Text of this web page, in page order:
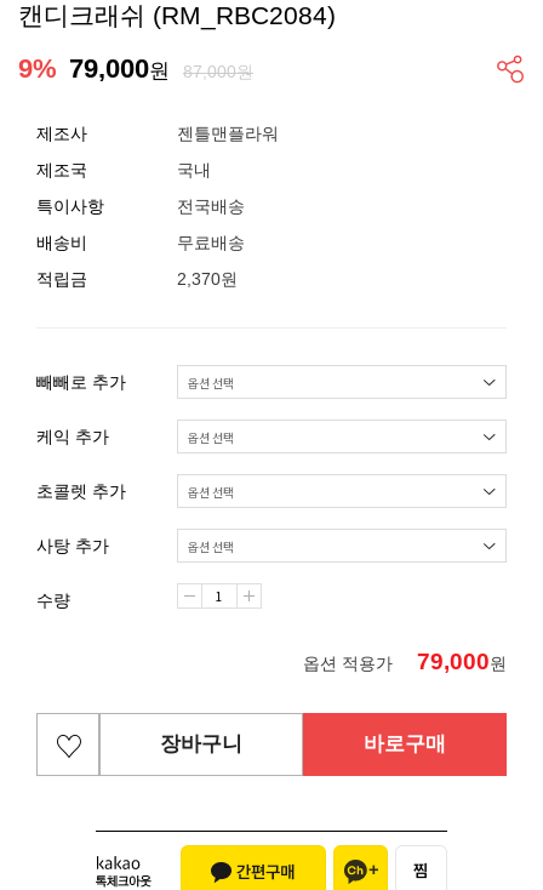
캔디크래쉬 (RM_RBC2084)
9% 79,000원 87,000원
제조사
젠틀맨플라워
제조국
국내
특이사항
전국배송
배송비
무료배송
적립금
2,370원
빼빼로 추가
케익 추가
초콜렛 추가
사탕 추가
수량
옵션 적용가 79,000원
장바구니 바로구매